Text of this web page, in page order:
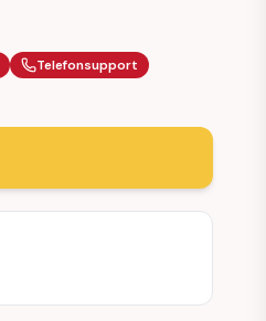
Telefonsupport